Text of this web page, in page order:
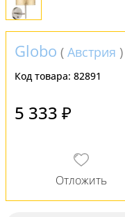
Globo ( Австрия )
Код товара: 82891
5 333 ₽